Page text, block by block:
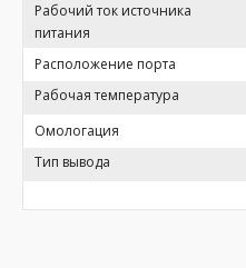
Рабочий ток источника
питания
Расположение порта
Рабочая температура
Омологация
Тип вывода